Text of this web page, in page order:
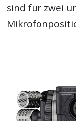
sind für zwei